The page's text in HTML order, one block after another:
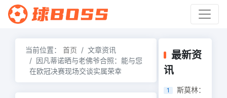
当前位置： 首页
文章资讯
因凡蒂诺晒与老佛爷合照：能与您
在欧冠决赛现场交谈实属荣幸
最新资
讯
1
斯莫林：